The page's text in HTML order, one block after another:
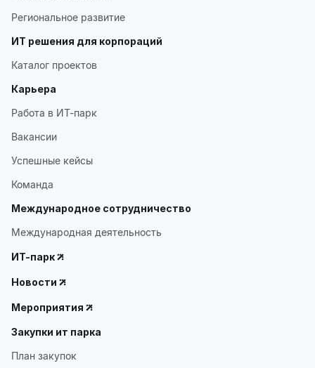
Региональное развитие
ИТ решения для корпораций
Каталог проектов
Карьера
Работа в ИТ-парк
Вакансии
Успешные кейсы
Команда
Международное сотрудничество
Международная деятельность
ИТ-парк
Новости
Мероприятия
Закупки ит парка
План закупок